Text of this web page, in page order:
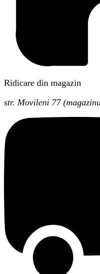
Ridicare din magazin
str. Movileni 77